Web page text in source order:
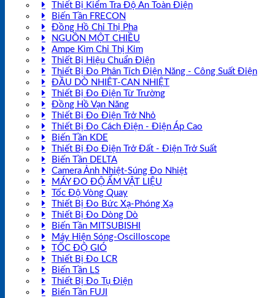
Thiết Bị Kiểm Tra Độ An Toàn Điện
Biến Tần FRECON
Đồng Hồ Chỉ Thị Pha
NGUỒN MỘT CHIỀU
Ampe Kìm Chỉ Thị Kim
Thiết Bị Hiệu Chuẩn Điện
Thiết Bị Đo Phân Tích Điện Năng - Công Suất Điện
ĐẦU DÒ NHIỆT-CAN NHIỆT
Thiết Bị Đo Điện Từ Trường
Đồng Hồ Vạn Năng
Thiết Bị Đo Điện Trở Nhỏ
Thiết Bị Đo Cách Điện - Điện Áp Cao
Biến Tần KDE
Thiết Bị Đo Điện Trở Đất - Điện Trở Suất
Biến Tần DELTA
Camera Ảnh Nhiệt-Súng Đo Nhiệt
MÁY ĐO ĐỘ ẨM VẬT LIỆU
Tốc Độ Vòng Quay
Thiết Bị Đo Bức Xạ-Phóng Xạ
Thiết Bị Đo Dòng Dò
Biến Tần MITSUBISHI
Máy Hiện Sóng-Oscilloscope
TỐC ĐỘ GIÓ
Thiết Bị Đo LCR
Biến Tần LS
Thiết Bị Đo Tụ Điện
Biến Tần FUJI